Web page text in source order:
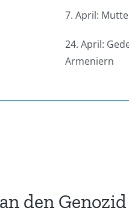
7. April:
24. April:
Armeniern
den